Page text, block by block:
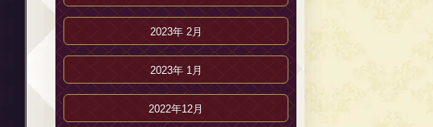
2023年 2月
2023年 1月
2022年12月